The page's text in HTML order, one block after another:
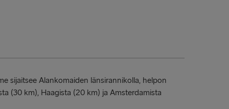
sijaitsee Alankomaiden länsirannikolla, helpon
(30 km), Haagista (20 km) ja Amsterdamista